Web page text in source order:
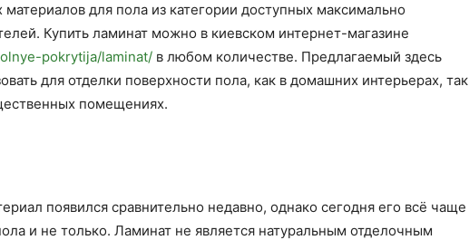
для пола из категории доступных максимально
Купить ламинат можно в киевском интернет-магазине
pokrytija/laminat/ в любом количестве. Предлагаемый здесь
для отделки поверхности пола, как в домашних интерьерах, так
помещениях.
появился сравнительно недавно, однако сегодня его всё чаще
и не только. Ламинат не является натуральным отделочным